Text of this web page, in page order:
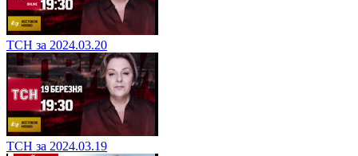
ТСН за 2024.03.20
ТСН за 2024.03.19